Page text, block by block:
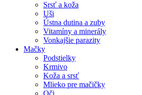
Srsť a koža
Uši
Ústna dutina a zuby
Vitamíny a minerály
Vonkajšie parazity
Mačky
Podstielky
Krmivo
Koža a srsť
Mlieko pre mačičky
Oči